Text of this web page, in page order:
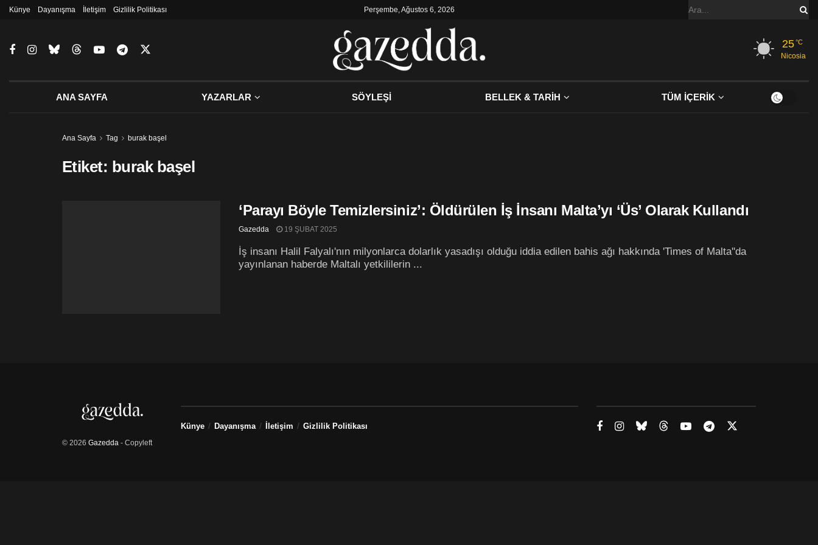
Künye Dayanışma İletişim Gizlilik Politikası Perşembe, Ağustos 6, 2026
25°C
Nicosia
ANA SAYFA YAZARLAR SÖYLEŞİ BELLEK & TARİH TÜM İÇERİK
Ana Sayfa Tag burak başel
Etiket: burak başel
‘Parayı Böyle Temizlersiniz’: Öldürülen İş İnsanı Malta’yı ‘Üs’ Olarak Kullandı
Gazedda 19 ŞUBAT 2025
İş insanı Halil Falyalı'nın milyonlarca dolarlık yasadışı olduğu iddia edilen bahis ağı hakkında 'Times of Malta''da
yayınlanan haberde Maltalı yetkililerin ...
© 2026 Gazedda - Copyleft
Künye Dayanışma İletişim Gizlilik Politikası